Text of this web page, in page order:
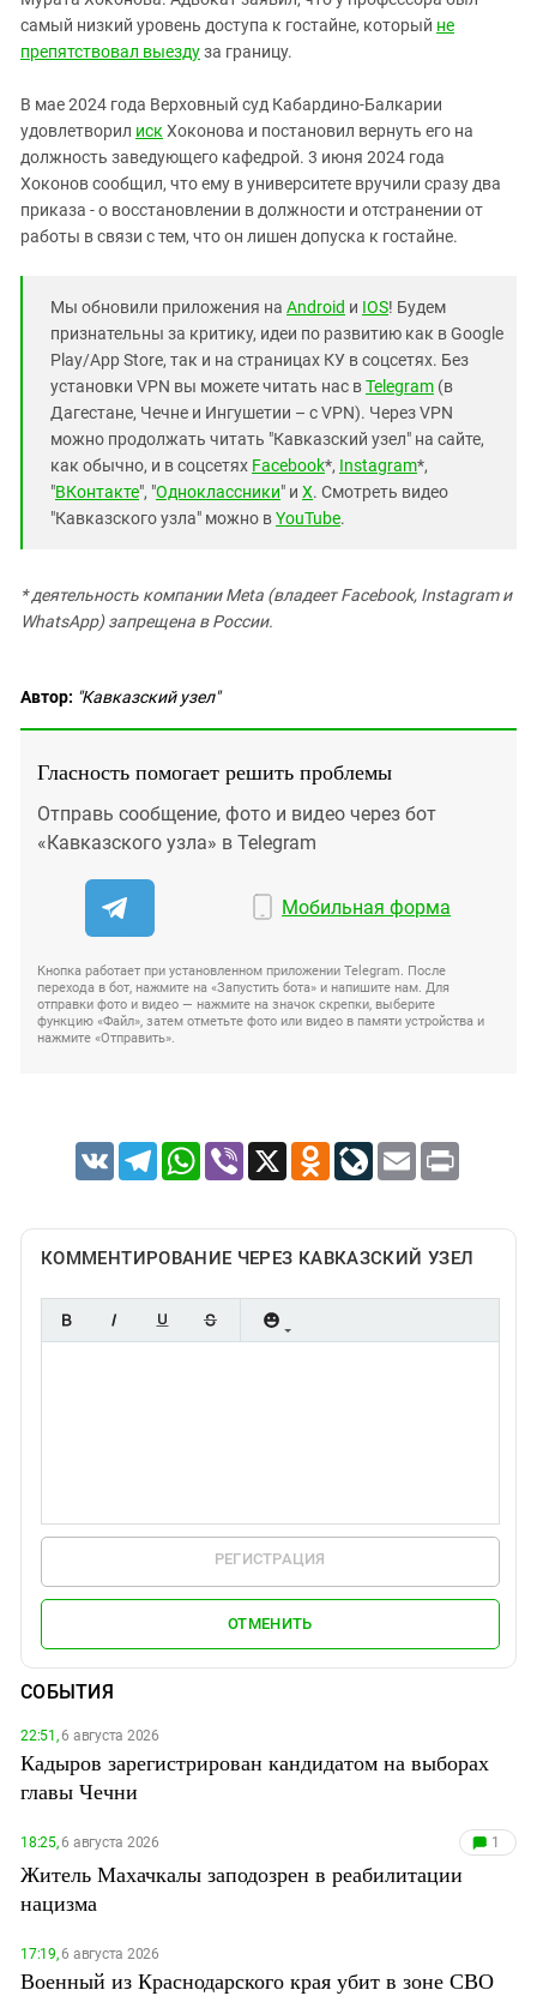
самый низкий уровень доступа к гостайне, который не
препятствовал выездуза границу.
В мае 2024 года Верховный суд Кабардино-Балкарии
удовлетворил иск Хоконова и постановил вернуть его на
должность заведующего кафедрой. 3 июня 2024 года
Хоконов сообщил, что ему в университете вручили сразу два
приказа - о восстановлении в должности и отстранении от
работы в связи с тем, что он лишен допуска к гостайне.
Мы обновили приложения на Android и IOS! Будем
признательны за критику, идеи по развитию как в Google
Play/App Store, так и на страницах КУ в соцсетях. Без
установки VPN вы можете читать нас вTelegram (в
Дагестане, Чечне и Ингушетии – с VPN). Через VPN
можно продолжать читать "Кавказский узел" на сайте,
как обычно, и в соцсетях Facebook*, Instagram*,
"ВКонтакте", "Одноклассники" и X. Смотреть видео
"Кавказского узла" можно вYouTube.
* деятельность компании Meta (владеет Facebook, Instagram и
WhatsApp) запрещена в России.
Автор: "Кавказский узел"
Гласность помогает решить проблемы
Отправь сообщение, фото и видео через бот
«Кавказского узла» в Telegram
Мобильная форма
Кнопка работает при установленном приложении Telegram. После
перехода в бот, нажмите на «Запустить бота» и напишите нам. Для
отправки фото и видео — нажмите на значок скрепки, выберите
функцию «Файл», затем отметьте фото или видео в памяти устройства и
нажмите «Отправить».
VK TelegramWhatsApp
Viber X Odnoklassniki
LiveJournal
Email Print
КОММЕНТИРОВАНИЕ ЧЕРЕЗ КАВКАЗСКИЙ УЗЕЛ
РЕГИСТРАЦИЯ
ОТМЕНИТЬ
СОБЫТИЯ
22:51,6 августа 2026
Кадыров зарегистрирован кандидатом на выборах
главы Чечни
18:25,6 августа 2026 1
Житель Махачкалы заподозрен в реабилитации
нацизма
17:19,6 августа 2026
Военный из Краснодарского края убит в зоне СВО